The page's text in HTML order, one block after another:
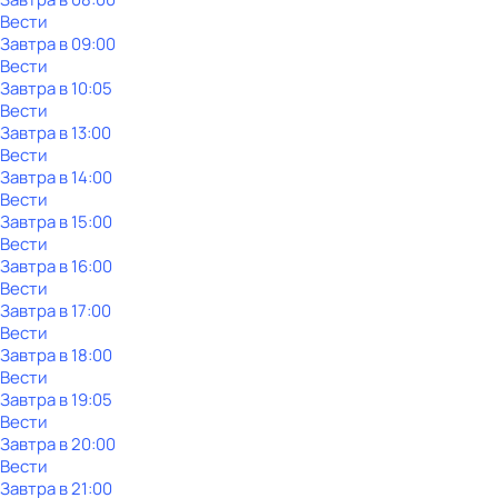
Вести
Завтра в 09:00
Вести
Завтра в 10:05
Вести
Завтра в 13:00
Вести
Завтра в 14:00
Вести
Завтра в 15:00
Вести
Завтра в 16:00
Вести
Завтра в 17:00
Вести
Завтра в 18:00
Вести
Завтра в 19:05
Вести
Завтра в 20:00
Вести
Завтра в 21:00